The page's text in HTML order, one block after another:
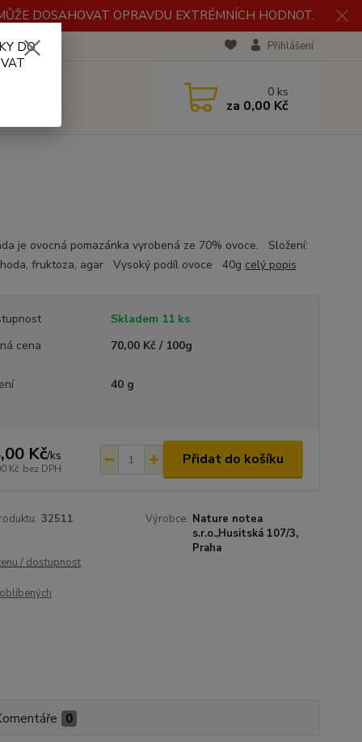
DOSAHOVAT OPRAVDU EXTRÉMNÍCH HODNOT.
Přihlášení
0 ks
za 0,00 Kč
je ovocná pomazánka vyrobená ze 70% ovoce. Složení:
fruktoza, agar Vysoký podíl ovoce 40g celý popis
Skladem 11 ks
cena
70,00 Kč / 100g
40 g
Kč/ks
Kč bez DPH
Přidat do košíku
32511 Výrobce: Nature notea
s.r.o.,Husitská 107/3,
Praha
/ dostupnost
0
DO